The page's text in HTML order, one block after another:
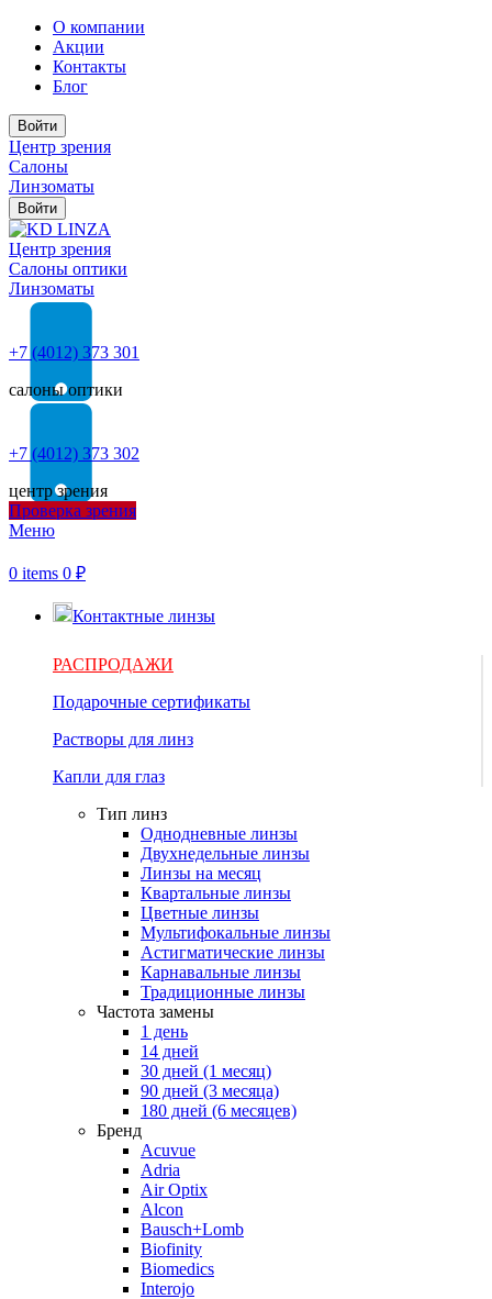
О компании
Акции
Контакты
Блог
Войти
Центр зрения
Салоны
Линзоматы
Войти
Центр зрения
Cалоны оптики
Линзоматы
+7 (4012) 373 301
салоны оптики
+7 (4012) 373 302
центр зрения
Проверка зрения
Меню
0 items 0 ₽
Контактные линзы
РАСПРОДАЖИ
Подарочные сертификаты
Растворы для линз
Капли для глаз
Тип линз
Однодневные линзы
Двухнедельные линзы
Линзы на месяц
Квартальные линзы
Цветные линзы
Мультифокальные линзы
Астигматические линзы
Карнавальные линзы
Традиционные линзы
Частота замены
1 день
14 дней
30 дней (1 месяц)
90 дней (3 месяца)
180 дней (6 месяцев)
Бренд
Acuvue
Adria
Air Optix
Alcon
Bausch+Lomb
Biofinity
Biomedics
Interojo